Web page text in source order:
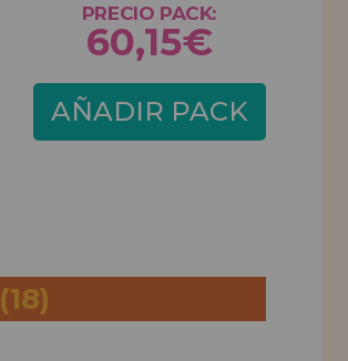
PRECIO PACK:
60,15€
AÑADIR PACK
(18)